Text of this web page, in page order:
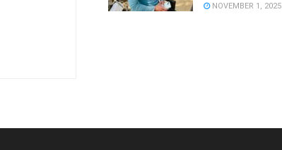
NOVEMBER 1, 2025